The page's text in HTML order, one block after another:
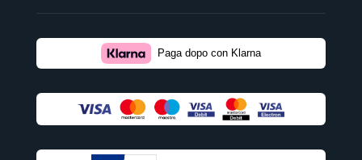
Paga dopo con Klarna